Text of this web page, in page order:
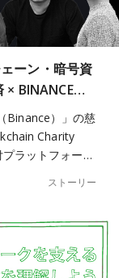
ーン・暗号資
× BINANCE…
Binance）」の慈
Charity
ラットフォー…
ストーリー